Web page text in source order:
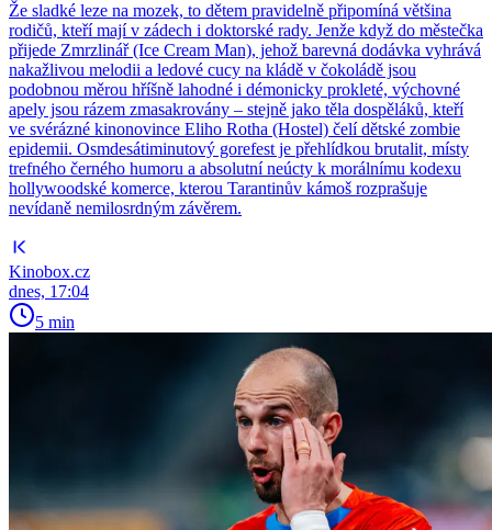
Že sladké leze na mozek, to dětem pravidelně připomíná většina
rodičů, kteří mají v zádech i doktorské rady. Jenže když do městečka
přijede Zmrzlinář (Ice Cream Man), jehož barevná dodávka vyhrává
nakažlivou melodii a ledové cucy na kládě v čokoládě jsou
podobnou měrou hříšně lahodné i démonicky prokleté, výchovné
apely jsou rázem zmasakrovány – stejně jako těla dospěláků, kteří
ve svérázné kinonovince Eliho Rotha (Hostel) čelí dětské zombie
epidemii. Osmdesátiminutový gorefest je přehlídkou brutalit, místy
trefného černého humoru a absolutní neúcty k morálnímu kodexu
hollywoodské komerce, kterou Tarantinův kámoš rozprašuje
nevídaně nemilosrdným závěrem.
Kinobox.cz
dnes, 17:04
5 min